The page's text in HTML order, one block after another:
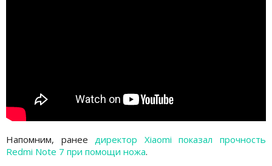
Напомним, ранее директор Xiaomi показал прочность
Redmi Note 7 при помощи ножа.